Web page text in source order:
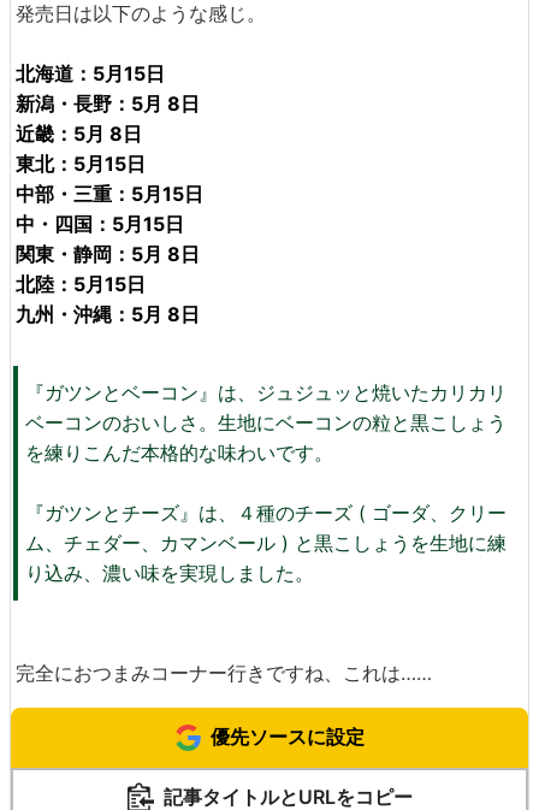
発売日は以下のような感じ。
北海道：5月15日
新潟・長野：5月 8日
近畿：5月 8日
東北：5月15日
中部・三重：5月15日
中・四国：5月15日
関東・静岡：5月 8日
北陸：5月15日
九州・沖縄：5月 8日
『ガツンとベーコン』は、ジュジュッと焼いたカリカリ
ベーコンのおいしさ。生地にベーコンの粒と黒こしょう
を練りこんだ本格的な味わいです。
『ガツンとチーズ』は、４種のチーズ ( ゴーダ、クリー
ム、チェダー、カマンベール ) と黒こしょうを生地に練
り込み、濃い味を実現しました。
完全におつまみコーナー行きですね、これは……
優先ソースに設定
記事タイトルとURLをコピー